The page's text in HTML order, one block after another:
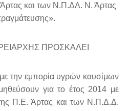
και των Ν.Π.ΔΛ. Ν. Άρτας
ΠΡΟΣΚΑΛΕΙ
την εμπορία υγρών καυσίμων
για το έτος 2014 με
Π.Ε. Άρτας και των Ν.Π.Δ.Δ.